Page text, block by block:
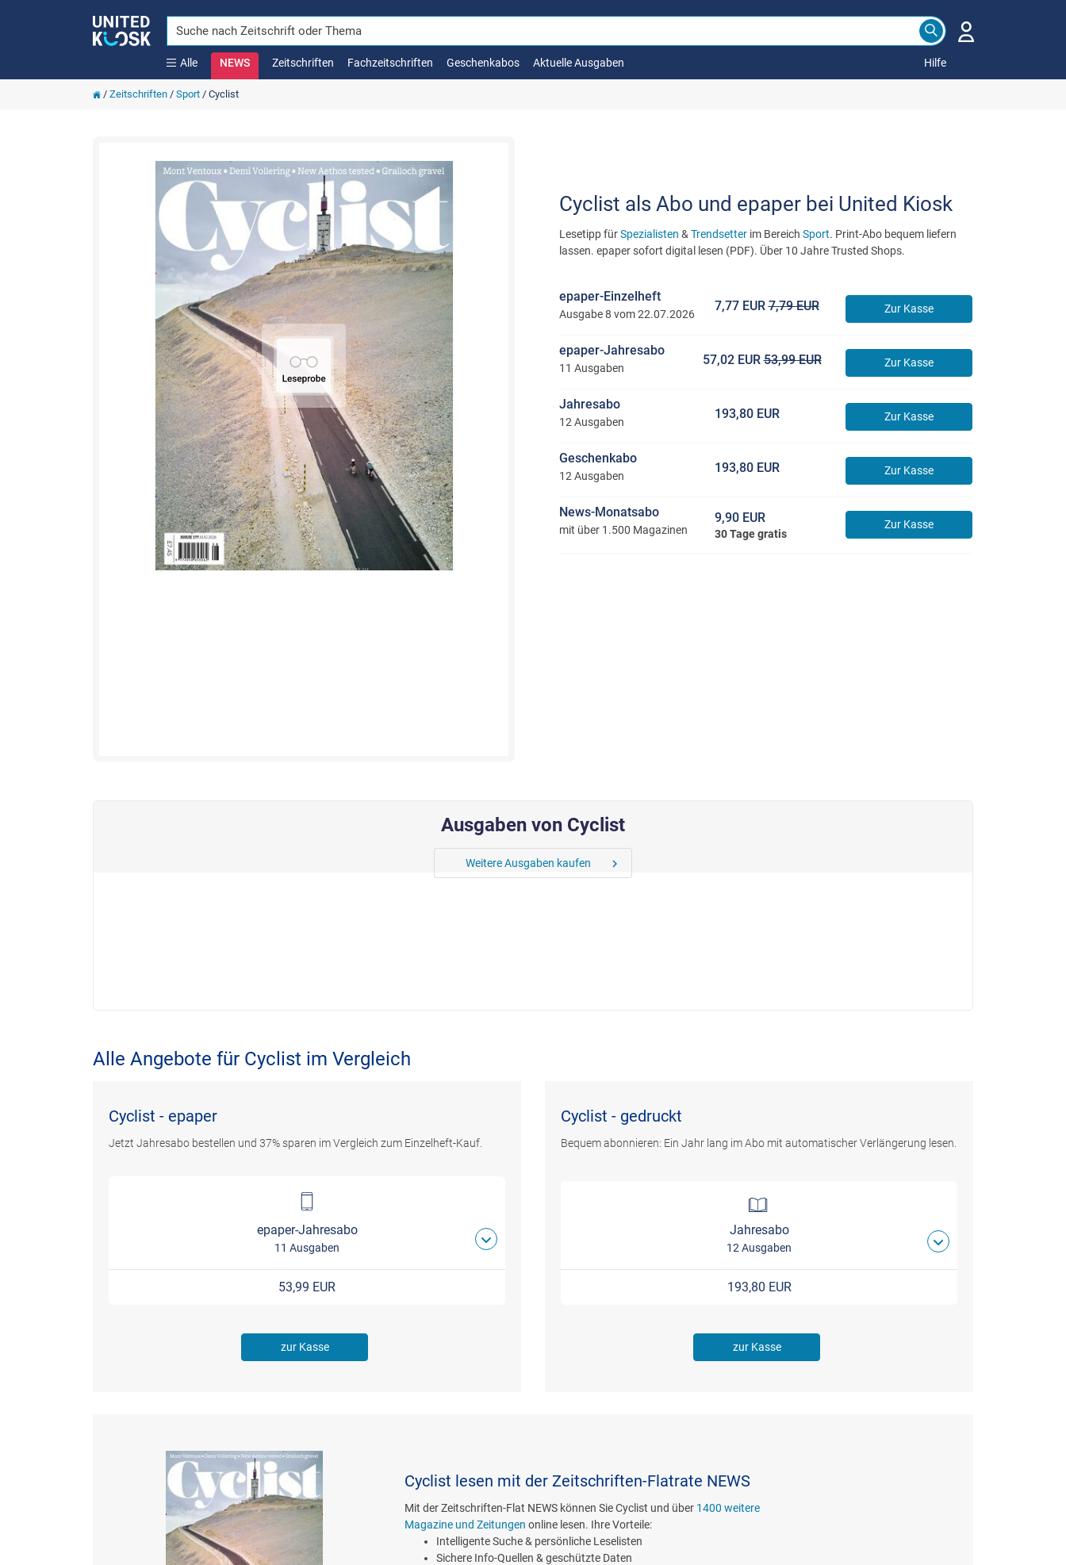
Alle NEWS Zeitschriften Fachzeitschriften Geschenkabos Aktuelle Ausgaben Hilfe
/ Zeitschriften/ Sport/ Cyclist
Cyclist als Abo und epaper bei United Kiosk
Lesetipp fürSpezialisten & Trendsetterim Bereich Sport. Print-Abo bequem liefern
lassen. epaper sofort digital lesen (PDF). Über 10 Jahre Trusted Shops.
epaper-Einzelheft
Ausgabe 8 vom 22.07.2026 Zur Kasse
7,77 EUR 7,79 EUR
epaper-Jahresabo
11 Ausgaben Zur Kasse
57,02 EUR 53,99 EUR
Jahresabo
12 Ausgaben Zur Kasse
193,80 EUR
Geschenkabo
12 Ausgaben Zur Kasse
193,80 EUR
News-Monatsabo
mit über 1.500 Magazinen Zur Kasse
9,90 EUR
30 Tage gratis
Ausgaben von Cyclist
Weitere Ausgaben kaufen chevron_right
Alle Angebote für Cyclist im Vergleich
Cyclist - epaper
Jetzt Jahresabo bestellen und 37% sparen im Vergleich zum Einzelheft-Kauf.
epaper-Jahresabo
11 Ausgaben
53,99 EUR
zur Kasse
Cyclist - gedruckt
Bequem abonnieren: Ein Jahr lang im Abo mit automatischer Verlängerung lesen.
Jahresabo
12 Ausgaben
193,80 EUR
zur Kasse
Cyclist lesen mit der Zeitschriften-Flatrate NEWS
Mit der Zeitschriften-Flat NEWS können Sie Cyclist und über 1400 weitere
Magazine und Zeitungen online lesen. Ihre Vorteile:
Intelligente Suche & persönliche Leselisten
Sichere Info-Quellen & geschützte Daten